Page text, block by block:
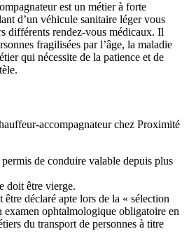
est un métier à forte
d’un véhicule sanitaire léger vous
différents rendez-vous médicaux. Il
fragilisées par l’âge, la maladie
qui nécessite de la patience et de
accompagnateur chez Proximité
de conduire valable depuis plus
doit être vierge.
déclaré apte lors de la « sélection
examen ophtalmologique obligatoire en
du transport de personnes à titre